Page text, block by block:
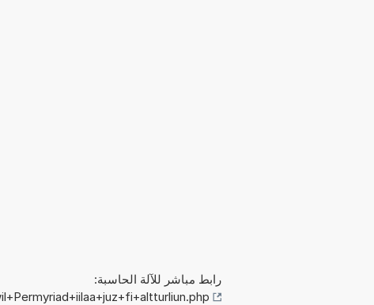
رابط مباشر للآلة الحاسبة: